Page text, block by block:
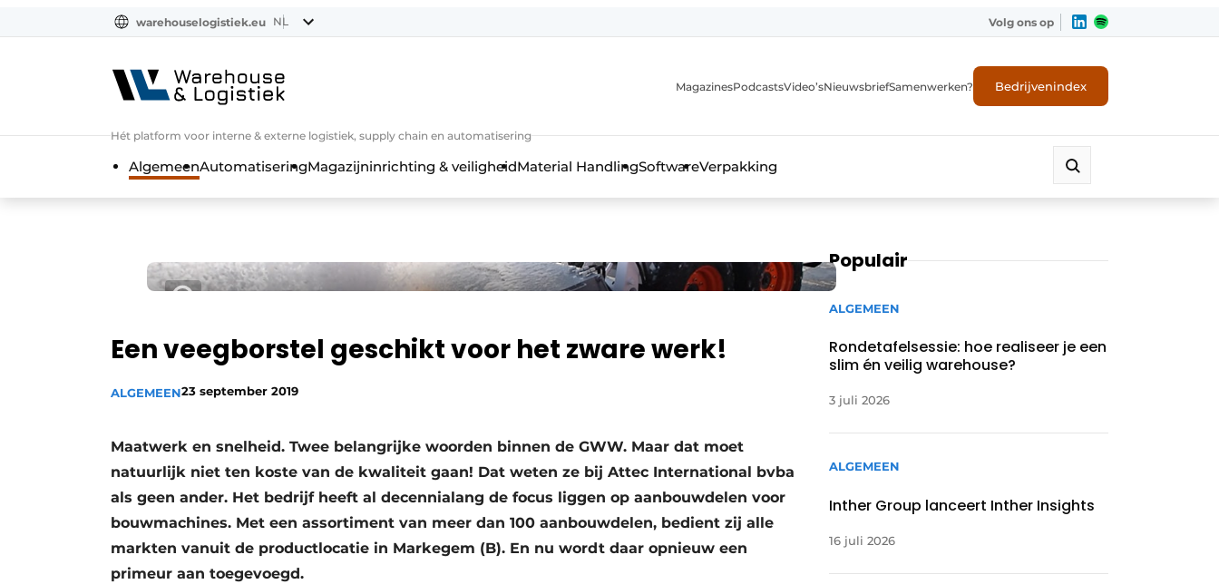
warehouselogistiek.eu NL Volg ons op
Hét platform voor interne & externe logistiek, supply chain en automatisering
MagazinesPodcastsVideo’sNieuwsbriefSamenwerken? Bedrijvenindex
AlgemeenAutomatiseringMagazijninrichting & veiligheidMaterial HandlingSoftwareVerpakking
Een veegborstel geschikt voor het zware werk!
ALGEMEEN23 september 2019
Maatwerk en snelheid. Twee belangrijke woorden binnen de GWW. Maar dat moet
natuurlijk niet ten koste van de kwaliteit gaan! Dat weten ze bij Attec International bvba
als geen ander. Het bedrijf heeft al decennialang de focus liggen op aanbouwdelen voor
bouwmachines. Met een assortiment van meer dan 100 aanbouwdelen, bedient zij alle
markten vanuit de productlocatie in Markegem (B). En nu wordt daar opnieuw een
primeur aan toegevoegd.
Populair
ALGEMEEN
Rondetafelsessie: hoe realiseer je een
slim én veilig warehouse?
3 juli 2026
ALGEMEEN
Inther Group lanceert Inther Insights
16 juli 2026